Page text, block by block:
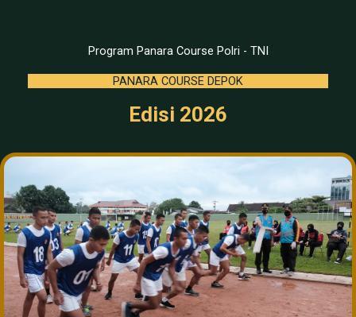
Program Panara Course Polri - TNI
PANARA COURSE DEPOK
Edisi 2026